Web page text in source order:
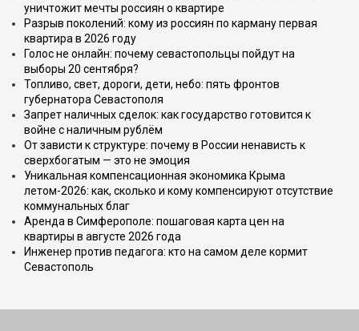
уничтожит мечты россиян о квартире
Разрыв поколений: кому из россиян по карману первая
квартира в 2026 году
Голос не онлайн: почему севастопольцы пойдут на
выборы 20 сентября?
Топливо, свет, дороги, дети, небо: пять фронтов
губернатора Севастополя
Запрет наличных сделок: как государство готовится к
войне с наличным рублём
От зависти к структуре: почему в России ненависть к
сверхбогатым — это не эмоция
Уникальная компенсационная экономика Крыма
летом-2026: как, сколько и кому компенсируют отсутствие
коммунальных благ
Аренда в Симферополе: пошаговая карта цен на
квартиры в августе 2026 года
Инженер против педагога: кто на самом деле кормит
Севастополь